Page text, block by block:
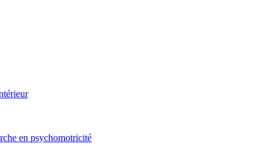
en psychomotricité